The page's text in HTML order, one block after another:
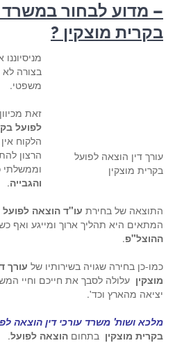
– מדוע לבחור
בקרית מוצקין ?
עורך דין הוצאה לפועל
בקרית מוצקין
בצורה לא
משפטי.
זאת
לפועל
הלקוח
הרצון
וממשלתי
והגבייה.
התוצאה של בחירת עו"ד הוצאה לפועל
המתאים היא תהליך ארוך ומייגע ואף
ההוצל"פ.
כמו-כן בחירה שגויה בשירותיו של עורך
מוצקין עלולה לסבך את חייכם וחיי
יציאה מהארץ וכד'.
מלכא ושות' משרד עורכי דין הוצאה
בקרית מוצקין בתחום הוצאה לפועל.